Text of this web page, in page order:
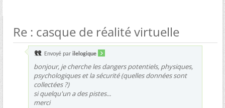
Re : casque de réalité virtuelle
Envoyé par ilelogique
bonjour, je cherche les dangers potentiels, physiques,
psychologiques et la sécurité (quelles données sont
collectées ?)
si quelqu'un a des pistes...
merci